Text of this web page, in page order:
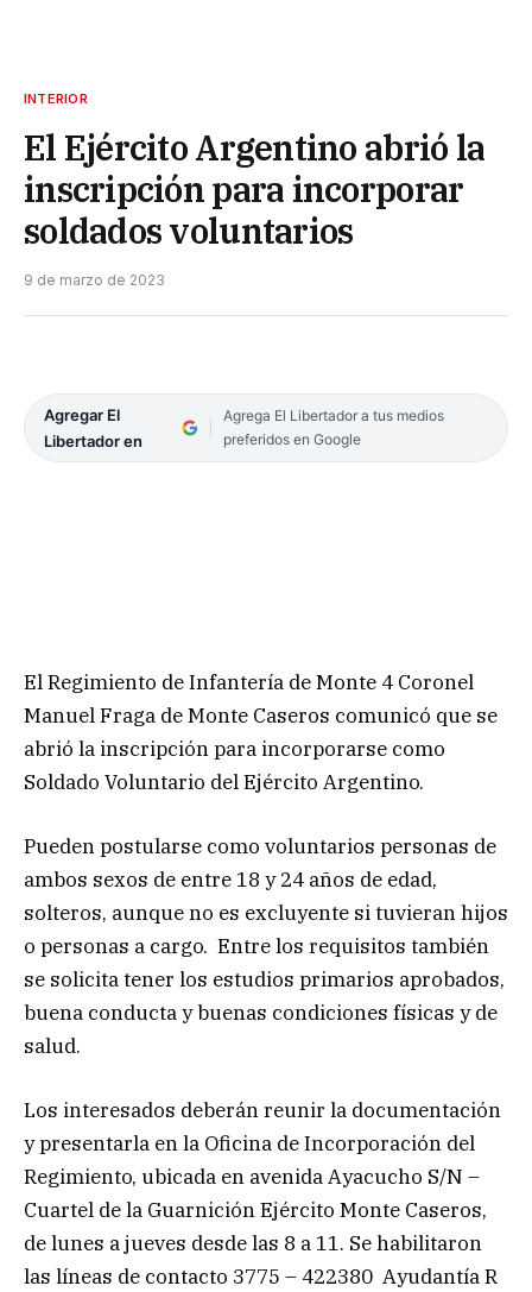
INTERIOR
El Ejército Argentino abrió la
inscripción para incorporar
soldados voluntarios
9 de marzo de 2023
Agregar El
Libertador en
Agrega El Libertador a tus medios
preferidos en Google
El Regimiento de Infantería de Monte 4 Coronel
Manuel Fraga de Monte Caseros comunicó que se
abrió la inscripción para incorporarse como
Soldado Voluntario del Ejército Argentino.
Pueden postularse como voluntarios personas de
ambos sexos de entre 18 y 24 años de edad,
solteros, aunque no es excluyente si tuvieran hijos
o personas a cargo. Entre los requisitos también
se solicita tener los estudios primarios aprobados,
buena conducta y buenas condiciones físicas y de
salud.
Los interesados deberán reunir la documentación
y presentarla en la Oficina de Incorporación del
Regimiento, ubicada en avenida Ayacucho S/N –
Cuartel de la Guarnición Ejército Monte Caseros,
de lunes a jueves desde las 8 a 11. Se habilitaron
las líneas de contacto 3775 – 422380 Ayudantía R